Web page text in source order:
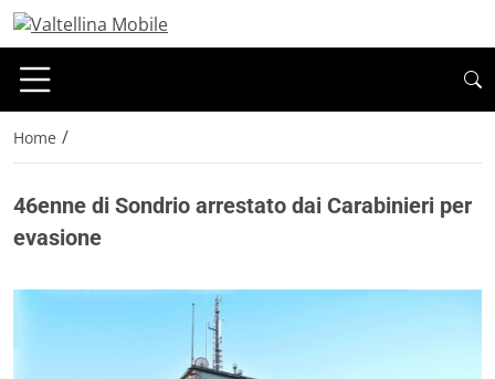
Home /
46enne di Sondrio arrestato dai Carabinieri per
evasione